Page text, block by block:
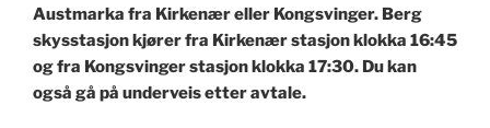
Austmarka fra Kirkenær eller Kongsvinger. Berg
skysstasjon kjører fra Kirkenær stasjon klokka 16:45
og fra Kongsvinger stasjon klokka 17:30. Du kan
også gå på underveis etter avtale.